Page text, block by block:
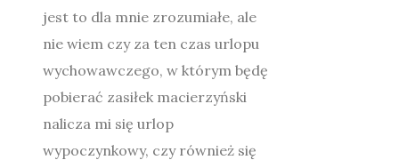
jest to dla mnie zrozumiałe, ale
nie wiem czy za ten czas urlopu
wychowawczego, w którym będę
pobierać zasiłek macierzyński
nalicza mi się urlop
wypoczynkowy, czy również się